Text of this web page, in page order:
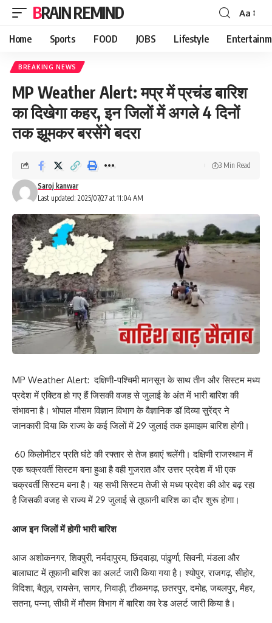
BRAIN REMIND
Font
Resizer
Aa
Home Sports FOOD JOBS Lifestyle
BREAKING NEWS
MP Weather Alert: मप्र में प्रचंड बारिश
का दिखेगा कहर, इन जिलों में अगले 4 दिनों
तक झूमकर बरसेंगे बदरा
Last updated: 2025/07/27 at 11:04 AM
Saroj kanwar
3 Min Read
MP Weather Alert: दक्षिणी-पश्चिमी मानसून के साथ तीन और सिस्टम मध्य
प्रदेश में एक्टिव हो गए हैं जिसकी वजह से जुलाई के अंत में भारी बारिश की
संभावना है। भोपाल मौसम विज्ञान विभाग के वैज्ञानिक डॉ दिव्या सुरेंद्र ने
जानकारी दिया कि राज्य के कई जिलों में 29 जुलाई तक झमाझम बारिश होगी।
60 किलोमीटर प्रति घंटे की रफ्तार से तेज हवाएं चलेंगी। दक्षिणी राजस्थान में
एक चक्रवर्ती सिस्टम बना हुआ है वही गुजरात और उत्तर प्रदेश में भी एक
चक्रवर्ती सिस्टम बना है। यह सभी सिस्टम तेजी से मध्य प्रदेश की ओर बढ़ रहा
है जिसकी वजह से राज्य में 29 जुलाई से तूफानी बारिश का दौर शुरू होगा।
आज इन जिलों में होगी भारी बारिश
आज अशोकनगर, शिवपुरी, नर्मदापुरम, छिंदवाड़ा, पांढुर्णा, सिवनी, मंडला और
बालाघाट में तूफानी बारिश का अलर्ट जारी किया गया है। श्योपुर, राजगढ़, सीहोर,
विदिशा, बैतूल, रायसेन, सागर, निवाड़ी, टीकमगढ़, छतरपुर, दमोह, जबलपुर, मैहर,
सतना, पन्ना, सीधी में मौसम विभाग में बारिश का रेड अलर्ट जारी किया है।